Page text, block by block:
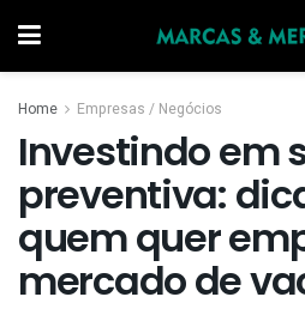
Home Empresas / Negócios
Investindo em
preventiva:
quem quer
mercado de